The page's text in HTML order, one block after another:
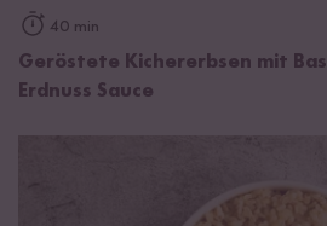
40 min
Geröstete Kichererbsen mit
Erdnuss Sauce